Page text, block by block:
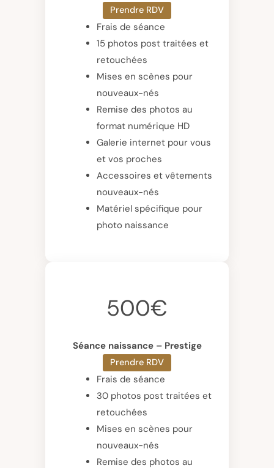
Prendre RDV
Frais de séance
15 photos post traitées et
retouchées
Mises en scènes pour
nouveaux-nés
Remise des photos au
format numérique HD
Galerie internet pour vous
et vos proches
Accessoires et vêtements
nouveaux-nés
Matériel spécifique pour
photo naissance
500€
Séance naissance – Prestige
Prendre RDV
Frais de séance
30 photos post traitées et
retouchées
Mises en scènes pour
nouveaux-nés
Remise des photos au